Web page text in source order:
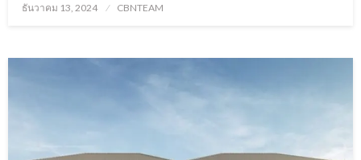
Posted
ธันวาคม 13, 2024 CBNTEAM